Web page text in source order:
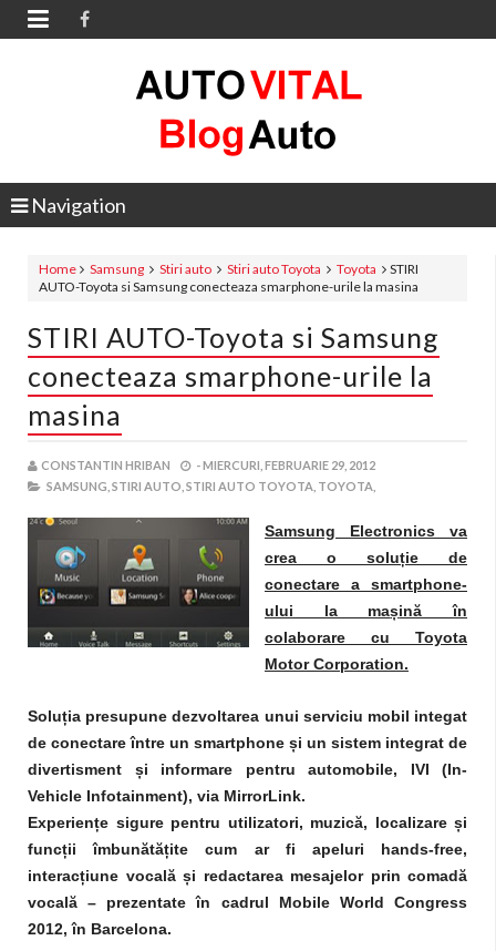

Navigation
Home Samsung Stiri auto Stiri auto Toyota Toyota
STIRI
AUTO-Toyota si Samsung conecteaza smarphone-urile la masina
STIRI AUTO-Toyota si Samsung
conecteaza smarphone-urile la
masina
CONSTANTIN HRIBAN -MIERCURI, FEBRUARIE 29, 2012
SAMSUNG, STIRI AUTO, STIRI AUTO TOYOTA, TOYOTA,
Samsung Electronics va
crea o soluție de
conectare a smartphone-
ului la mașină în
colaborare cu Toyota
Motor Corporation.
Soluția presupune dezvoltarea unui serviciu mobil integat
de conectare între un smartphone și un sistem integrat de
divertisment și informare pentru automobile, IVI (In-
Vehicle Infotainment), via MirrorLink.
Experiențe sigure pentru utilizatori, muzică, localizare și
funcții îmbunătățite cum ar fi apeluri hands-free,
interacțiune vocală și redactarea mesajelor prin comadă
vocală – prezentate în cadrul Mobile World Congress
2012, în Barcelona.